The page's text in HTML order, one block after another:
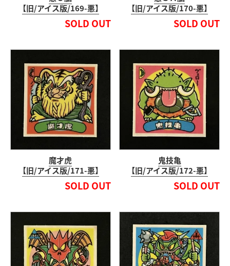
【旧/アイス版/169-悪】
SOLD OUT
【旧/アイス版/170-悪】
SOLD OUT
魔才虎
【旧/アイス版/171-悪】
SOLD OUT
鬼技亀
【旧/アイス版/172-悪】
SOLD OUT